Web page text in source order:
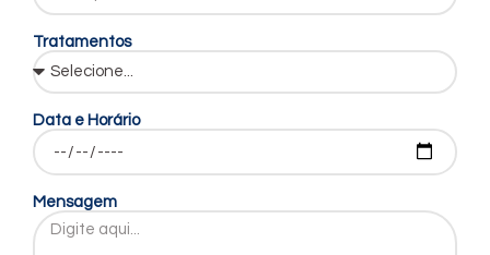
Tratamentos
Data e Horário
Mensagem